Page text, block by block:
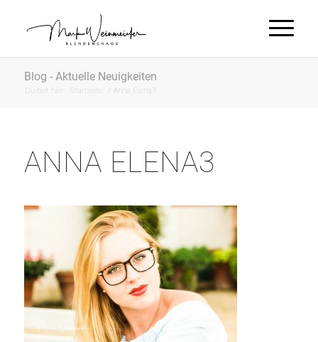
Blog - Aktuelle Neuigkeiten
Du bist hier: Startseite Anna Elena3
ANNA ELENA3